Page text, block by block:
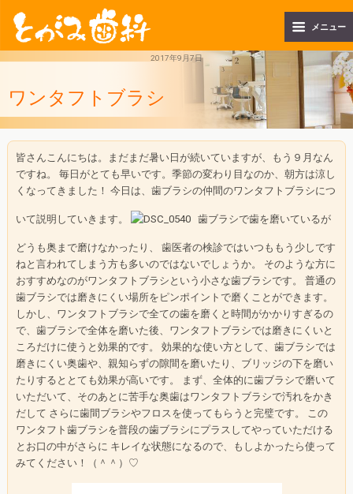
メニュー
2017年9月7日
ワンタフトブラシ
皆さんこんにちは。まだまだ暑い日が続いていますが、もう９月なん
ですね。 毎日がとても早いです。季節の変わり目なのか、朝方は涼し
くなってきました！ 今日は、歯ブラシの仲間のワンタフトブラシにつ
いて説明していきます。 歯ブラシで歯を磨いているが
どうも奥まで磨けなかったり、 歯医者の検診ではいつももう少しです
ねと言われてしまう方も多いのではないでしょうか。 そのような方に
おすすめなのがワンタフトブラシという小さな歯ブラシです。 普通の
歯ブラシでは磨きにくい場所をピンポイントで磨くことができます。
しかし、ワンタフトブラシで全ての歯を磨くと時間がかかりすぎるの
で、歯ブラシで全体を磨いた後、ワンタフトブラシでは磨きにくいと
ころだけに使うと効果的です。 効果的な使い方として、歯ブラシでは
磨きにくい奥歯や、親知らずの隙間を磨いたり、ブリッジの下を磨い
たりするととても効果が高いです。 まず、全体的に歯ブラシで磨いて
いただいて、そのあとに苦手な奥歯はワンタフトブラシで汚れをかき
だして さらに歯間ブラシやフロスを使ってもらうと完璧です。 この
ワンタフト歯ブラシを普段の歯ブラシにプラスしてやっていただける
とお口の中がさらに キレイな状態になるので、もしよかったら使って
みてください！（＾＾）♡